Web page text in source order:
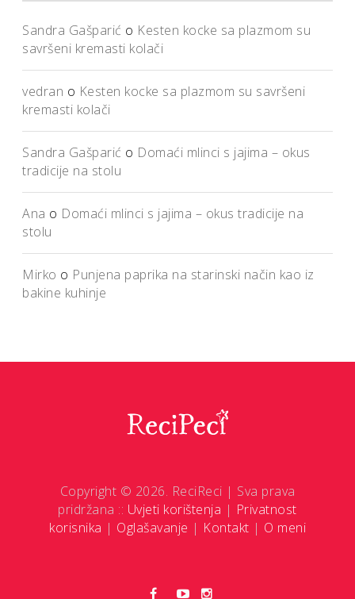
Sandra Gašparić o Kesten kocke sa plazmom su
savršeni kremasti kolači
vedran o Kesten kocke sa plazmom su savršeni
kremasti kolači
Sandra Gašparić o Domaći mlinci s jajima – okus
tradicije na stolu
Ana o Domaći mlinci s jajima – okus tradicije na
stolu
Mirko o Punjena paprika na starinski način kao iz
bakine kuhinje
Copyright © 2026. ReciReci | Sva prava
pridržana :: Uvjeti korištenja | Privatnost
korisnika | Oglašavanje | Kontakt | O meni